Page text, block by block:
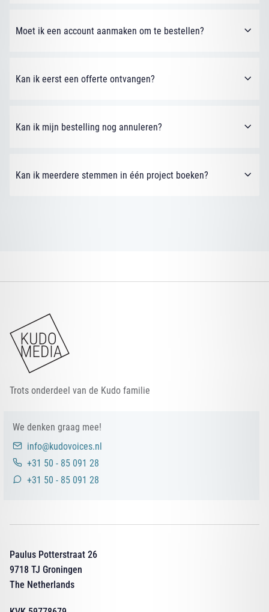
Moet ik een account aanmaken om te bestellen?
Kan ik eerst een offerte ontvangen?
Kan ik mijn bestelling nog annuleren?
Kan ik meerdere stemmen in één project boeken?
Trots onderdeel van de Kudo familie
We denken graag mee!
info@kudovoices.nl
+31 50 - 85 091 28
+31 50 - 85 091 28
Paulus Potterstraat 26
9718 TJ Groningen
The Netherlands